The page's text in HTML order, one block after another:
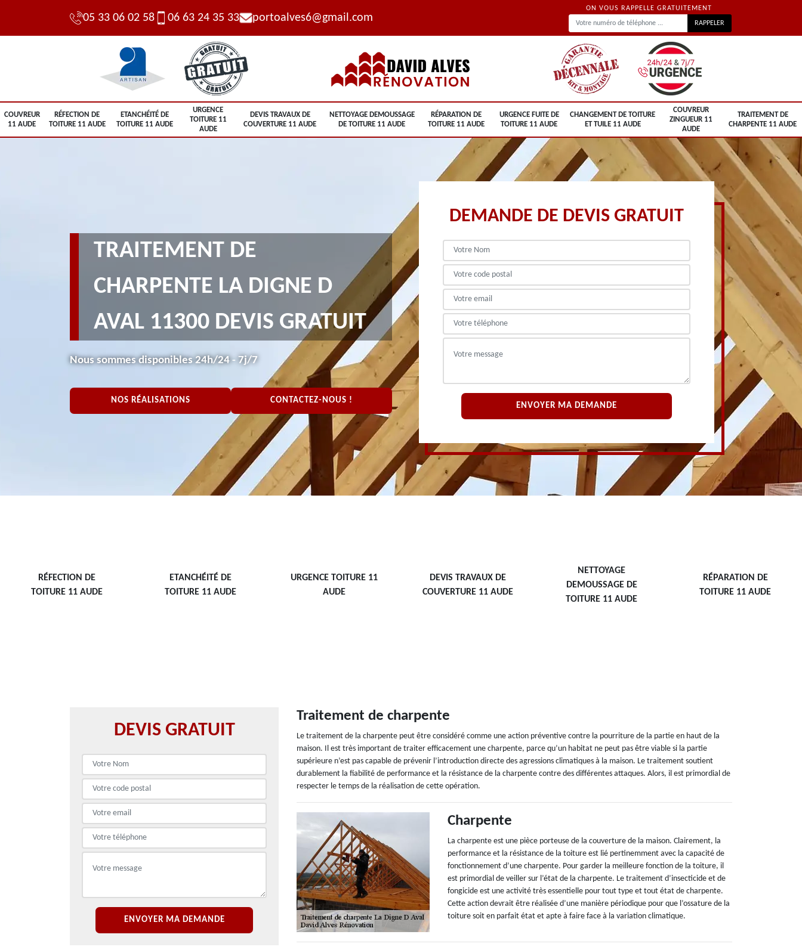
05 33 06 02 58 06 63 24 35 33 portoalves6@gmail.com
ON VOUS RAPPELLE GRATUITEMENT
COUVREUR
11 AUDE
RÉFECTION DE
TOITURE 11 AUDE
ETANCHÉITÉ DE
TOITURE 11 AUDE
URGENCE
TOITURE 11
AUDE
DEVIS TRAVAUX DE
COUVERTURE 11 AUDE
NETTOYAGE DEMOUSSAGE
DE TOITURE 11 AUDE
RÉPARATION DE
TOITURE 11 AUDE
URGENCE FUITE DE
TOITURE 11 AUDE
CHANGEMENT DE TOITURE
ET TUILE 11 AUDE
COUVREUR
ZINGUEUR 11
AUDE
TRAITEMENT DE
CHARPENTE 11 AUDE
TRAITEMENT DE
CHARPENTE LA DIGNE D
AVAL 11300 DEVIS GRATUIT
Nous sommes disponibles 24h/24 - 7j/7
NOS RÉALISATIONS CONTACTEZ-NOUS !
DEMANDE DE DEVIS GRATUIT
RÉFECTION DE
TOITURE 11 AUDE
ETANCHÉITÉ DE
TOITURE 11 AUDE
URGENCE TOITURE 11
AUDE
DEVIS TRAVAUX DE
COUVERTURE 11 AUDE
NETTOYAGE
DEMOUSSAGE DE
TOITURE 11 AUDE
RÉPARATION DE
TOITURE 11 AUDE
DEVIS GRATUIT
Traitement de charpente
Le traitement de la charpente peut être considéré comme une action préventive contre la pourriture de la partie en haut de la
maison. Il est très important de traiter efficacement une charpente, parce qu’un habitat ne peut pas être viable si la partie
supérieure n’est pas capable de prévenir l’introduction directe des agressions climatiques à la maison. Le traitement soutient
durablement la fiabilité de performance et la résistance de la charpente contre des différentes attaques. Alors, il est primordial de
respecter le temps de la réalisation de cette opération.
Charpente
La charpente est une pièce porteuse de la couverture de la maison. Clairement, la
performance et la résistance de la toiture est lié pertinemment avec la capacité de
fonctionnement d’une charpente. Pour garder la meilleure fonction de la toiture, il
est primordial de veiller sur l’état de la charpente. Le traitement d’insecticide et de
fongicide est une activité très essentielle pour tout type et tout état de charpente.
Cette action devrait être réalisée d’une manière périodique pour que l’ossature de la
toiture soit en parfait état et apte à faire face à la variation climatique.